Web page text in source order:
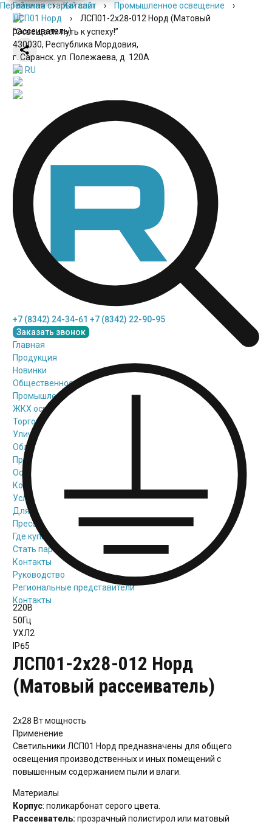
Перейти на старый сайт
“Освещаем путь к успеху!”
430030, Республика Мордовия,
г. Саранск. ул. Полежаева, д. 120А
EN RU
+7 (8342) 24-34-61 +7 (8342) 22-90-95
Заказать звонок
Главная
Продукция
Новинки
Общественное освещение
Промышленное освещение
ЖКХ освещение
Торговое модульное освещение
Уличное освещение
Облучатели
Прожекторное освещение
Освещение информационных и классных досок
Комплектующие для светильников
Услуги
Для проектировщиков
Пресс-центр
Где купить
Стать партнёром
Контакты
Руководство
Региональные представители
Контакты
Главная › Каталог › Промышленное освещение
›
ЛСП01 Норд
›
ЛСП01-2х28-012 Норд (Матовый
рассеиватель)
220В
50Гц
УХЛ2
IP65
ЛСП01-2х28-012 Норд
(Матовый рассеиватель)
2х28 Втмощность
Применение
Светильники ЛСП01 Норд предназначены для общего
освещения производственных и иных помещений с
повышенным содержанием пыли и влаги.
Материалы
Корпус: поликарбонат серого цвета.
Рассеиватель: прозрачный полистирол или матовый